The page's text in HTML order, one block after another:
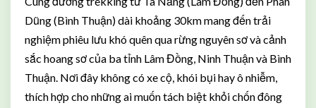
Dũng (Bình Thuận) dài khoảng 30km mang đến trải
nghiệm phiêu lưu khó quên qua rừng nguyên sơ và cảnh
sắc hoang sơ của ba tỉnh Lâm Đồng, Ninh Thuận và Bình
Thuận. Nơi đây không có xe cộ, khói bụi hay ô nhiễm,
thích hợp cho những ai muốn tách biệt khỏi chốn đông